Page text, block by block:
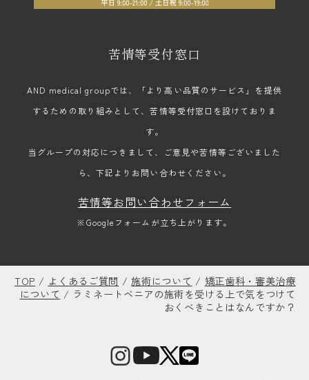
苦情等受付窓口
AND medical groupでは、「より高い品質のサービス」を提供
するための取り組みとして、苦情等受付窓口を設けておりま
す。
当グループの対応につきまして、ご意見や苦情等ございました
ら、下記よりお問い合わせください。
苦情等お問い合わせフォーム
※Googleフォームが立ち上がります。
TOP / よくあるご質問 /施術について / 矯正歯科・審美治療
について / ラミネートベニアの施術を受ける上で気をつけて
おくべきことはなんですか？